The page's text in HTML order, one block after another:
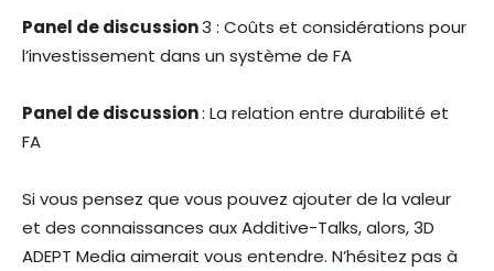
Panel de discussion3 : Coûts et considérations pour
l’investissement dans un système de FA
Panel de discussion: La relation entre durabilité et
FA
Si vous pensez que vous pouvez ajouter de la valeur
et des connaissances aux Additive-Talks, alors, 3D
ADEPT Media aimerait vous entendre. N’hésitez pas à